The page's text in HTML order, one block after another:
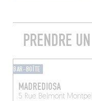
PRENDRE
BAR-BOÎTE
MADREDIOSA
5 Rue Belmont